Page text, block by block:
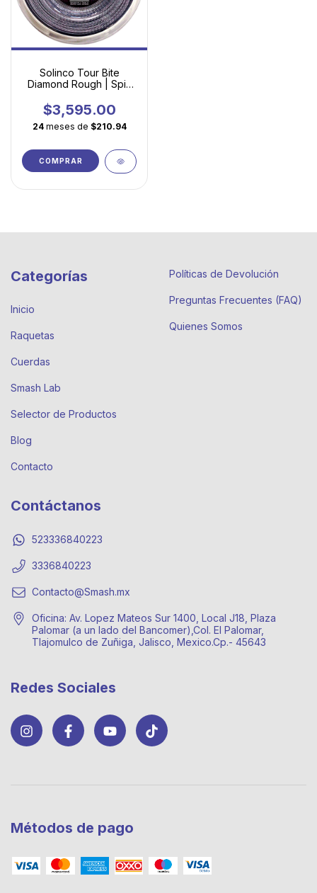
Solinco Tour Bite
Diamond Rough | Spin
Agresiva
$3,595.00
24 meses de $210.94
COMPRAR
Categorías
Inicio
Raquetas
Cuerdas
Smash Lab
Selector de Productos
Blog
Contacto
Políticas de Devolución
Preguntas Frecuentes (FAQ)
Quienes Somos
Contáctanos
523336840223
3336840223
Contacto@Smash.mx
Oficina: Av. Lopez Mateos Sur 1400, Local J18, Plaza
Palomar (a un lado del Bancomer),Col. El Palomar,
Tlajomulco de Zuñiga, Jalisco, Mexico.Cp.- 45643
Redes Sociales
Métodos de pago